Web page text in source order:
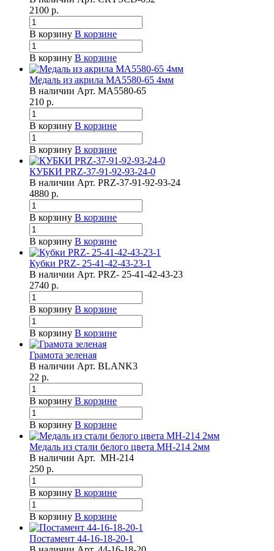
2100 р.
В корзину В корзине
В корзину В корзине
Медаль из акрила МА5580-65 4мм
В наличии Арт. МА5580-65
210 р.
В корзину В корзине
В корзину В корзине
КУБКИ PRZ-37-91-92-93-24-0
В наличии Арт. PRZ-37-91-92-93-24
4880 р.
В корзину В корзине
В корзину В корзине
Кубки PRZ- 25-41-42-43-23-1
В наличии Арт. PRZ- 25-41-42-43-23
2740 р.
В корзину В корзине
В корзину В корзине
Грамота зеленая
В наличии Арт. BLANK3
22 р.
В корзину В корзине
В корзину В корзине
Медаль из стали белого цвета МН-214 2мм
В наличии Арт. МН-214
250 р.
В корзину В корзине
В корзину В корзине
Постамент 44-16-18-20-1